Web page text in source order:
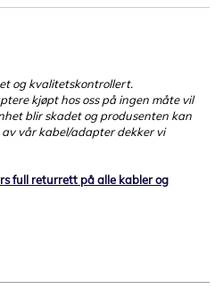
og kvalitetskontrollert.
kjøpt hos oss på ingen måte vil
blir skadet og produsenten kan
vår kabel/adapter dekker vi
full returrett på alle kabler og